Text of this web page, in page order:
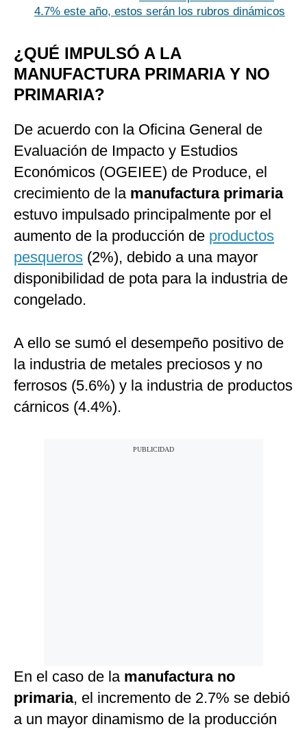
4.7% este año, estos serán los rubros dinámicos
¿QUÉ IMPULSÓ A LA
MANUFACTURA PRIMARIA Y NO
PRIMARIA?
De acuerdo con la Oficina General de
Evaluación de Impacto y Estudios
Económicos (OGEIEE) de Produce, el
crecimiento de la manufactura primaria
estuvo impulsado principalmente por el
aumento de la producción de productos
pesqueros (2%), debido a una mayor
disponibilidad de pota para la industria de
congelado.
A ello se sumó el desempeño positivo de
la industria de metales preciosos y no
ferrosos (5.6%) y la industria de productos
cárnicos (4.4%).
En el caso de la manufactura no
primaria, el incremento de 2.7% se debió
a un mayor dinamismo de la producción